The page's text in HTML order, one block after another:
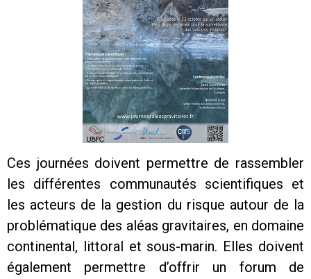
Ces journées doivent permettre de rassembler
les différentes communautés scientifiques et
les acteurs de la gestion du risque autour de la
problématique des aléas gravitaires, en domaine
continental, littoral et sous-marin. Elles doivent
également permettre d’offrir un forum de